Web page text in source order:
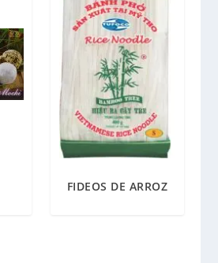
FIDEOS DE ARROZ